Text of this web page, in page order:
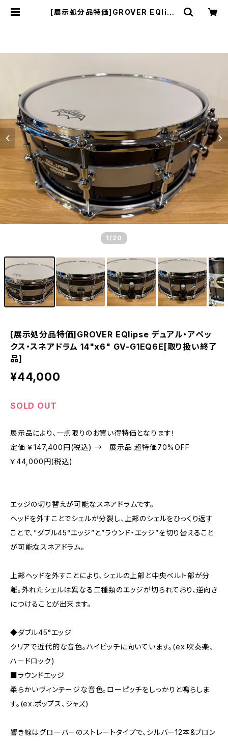
[展示処分品特価]GROVER EQlips
1 /20
[展示処分品特価]GROVER EQlipse デュアル・アペッ
クス・スネアドラム 14"x6" GV-G1EQ6E[取り扱い終了
品]
¥44,000
SOLD OUT
展示品により、一点限りのお買い得特価となります！
定価 ￥147,400円(税込) → 展示品 超特価70%OFF
￥44,000円(税込)
エッジの切り替えが可能なスネアドラムです。
ヘッドを外すことでシェルが分裂し、上部のシェルをひっくり返す
ことで、”ダブル45°エッジ”と”ラウンド・エッジ”を切り替えること
が可能なスネアドラム。
上部ヘッドを外すことにより、シェルの上部と中央ベルト部が分
離。外れたシェルは異なる二種類のエッジが切られており、逆向き
につけることが出来ます。
◆ダブル45°エッジ
クリアで近代的な音色。ハイピッチに向いています。(ex.吹奏楽、
ハードロック)
■ラウンドエッジ
柔らかいヴィンテージな音色。ローピッチをしっかりと鳴らしま
す。(ex.ポップス、ジャズ)
響き線はグローバーのストレートタイプで、シルバー12本&ブロン